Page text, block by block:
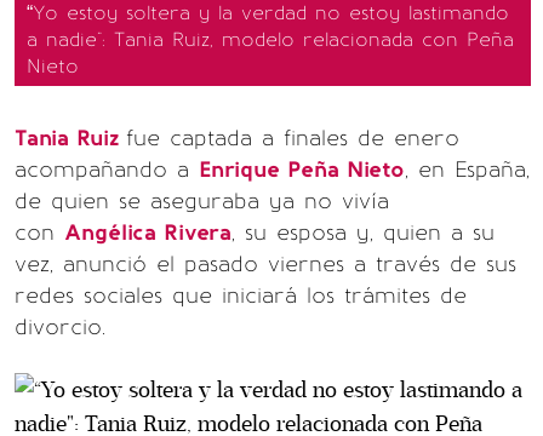
“Yo estoy soltera y la verdad no estoy lastimando
a nadie": Tania Ruiz, modelo relacionada con Peña
Nieto
Tania Ruiz fue captada a finales de enero
acompañando a Enrique Peña Nieto, en España,
de quien se aseguraba ya no vivía
con Angélica Rivera, su esposa y, quien a su
vez, anunció el pasado viernes a través de sus
redes sociales que iniciará los trámites de
divorcio.